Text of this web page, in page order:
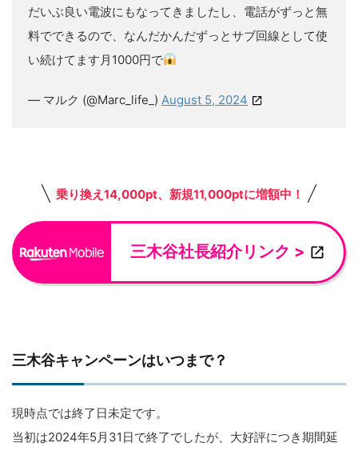
だいぶ良い電波にもなってきましたし、電話がずっと無
料でできるので、なんだかんだずっとサブ回線として使
い続けてます月1000円で
— マルク (@Marc_life_) August 5, 2024
乗り換え14,000pt、新規11,000ptに増額中！
三木谷社長紹介リンク >
三木谷キャンペーンはいつまで？
現時点では終了日未定です。
当初は2024年5月31日で終了でしたが、大好評につき期間延